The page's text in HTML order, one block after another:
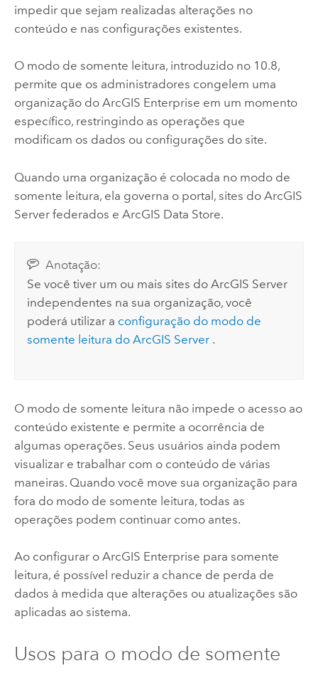
impedir que sejam realizadas alterações no
conteúdo e nas configurações existentes.
O modo de somente leitura, introduzido no 10.8,
permite que os administradores congelem uma
organização do ArcGIS Enterprise em um momento
específico, restringindo as operações que
modificam os dados ou configurações do site.
Quando uma organização é colocada no modo de
somente leitura, ela governa o portal, sites do ArcGIS
Serverfederados e ArcGIS Data Store.
Anotação:
Se você tiver um ou mais sites doArcGIS Server
independentes na sua organização, você
poderá utilizar a configuração do modo de
somente leitura doArcGIS Server .
O modo de somente leitura não impede o acesso ao
conteúdo existente e permite a ocorrência de
algumas operações. Seus usuários ainda podem
visualizar e trabalhar com o conteúdo de várias
maneiras. Quando você move sua organização para
fora do modo de somente leitura, todas as
operações podem continuar como antes.
Ao configurar o ArcGIS Enterprise para somente
leitura, é possível reduzir a chance de perda de
dados à medida que alterações ou atualizações são
aplicadas ao sistema.
Usos para o modo de somente